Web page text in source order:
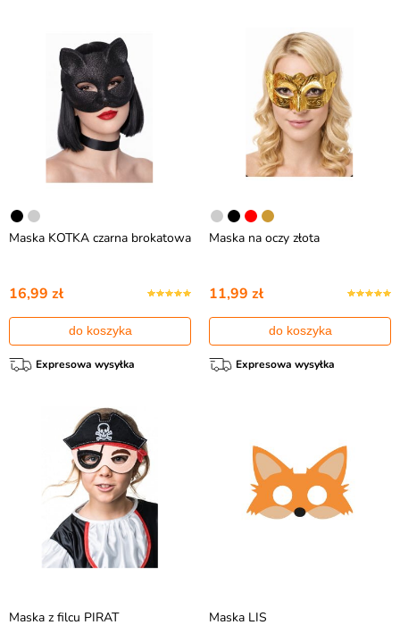
Maska KOTKA czarna brokatowa
16,99 zł
do koszyka
Expresowa wysyłka
Maska na oczy złota
11,99 zł
do koszyka
Expresowa wysyłka
Maska z filcu PIRAT Maska LIS